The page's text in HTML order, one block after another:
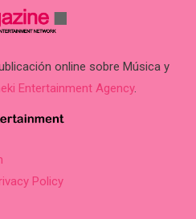
online sobre Música y
Entertainment Agency.
Policy